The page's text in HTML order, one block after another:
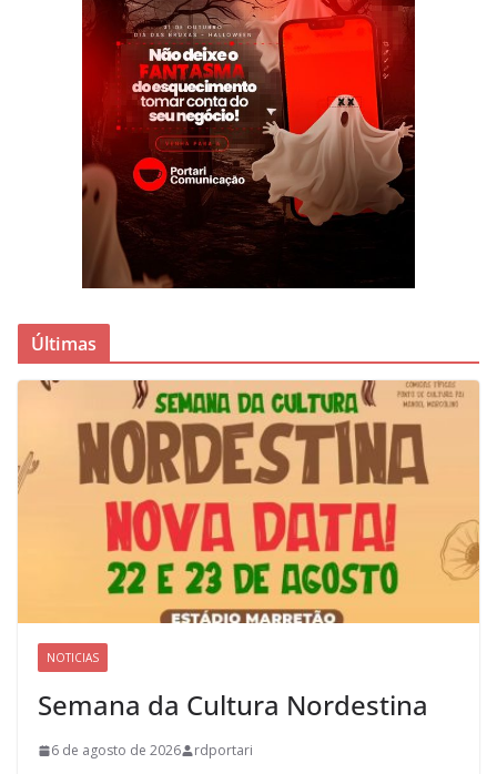
Últimas
NOTICIAS
Semana da Cultura Nordestina
6 de agosto de 2026 rdportari